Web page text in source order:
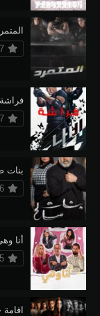
فراشة
بنات
أنا
اقامة